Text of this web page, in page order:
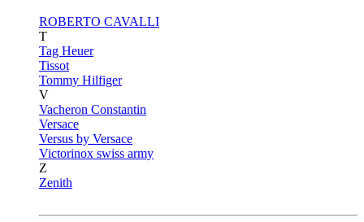
ROBERTO CAVALLI
T
Tag Heuer
Tissot
Tommy Hilfiger
V
Vacheron Constantin
Versace
Versus by Versace
Victorinox swiss army
Z
Zenith